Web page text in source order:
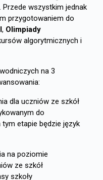
Przede wszystkim jednak
przygotowaniem do
, Olimpiady
algorytmicznych i
na 3
dla uczniów ze szkół
do
etapie będzie język
na poziomie
ze szkół
szkoły